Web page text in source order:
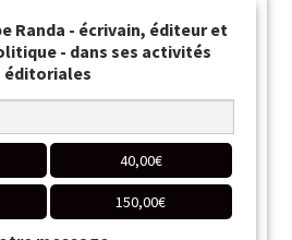
Randa - écrivain, éditeur et
- dans ses activités
éditoriales
40,00€
150,00€